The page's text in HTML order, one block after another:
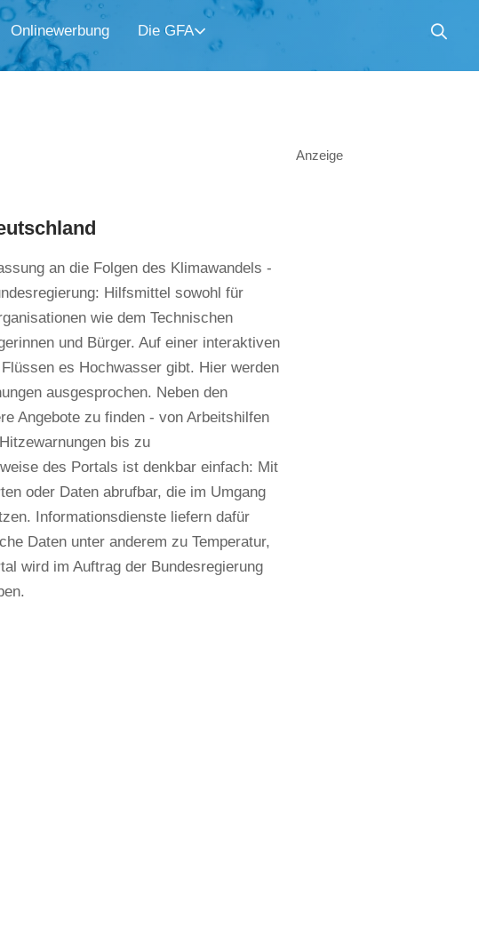
Onlinewerbung Die GFA
an die Folgen des Klimawandels -
Hilfsmittel sowohl für
wie dem Technischen
und Bürger. Auf einer interaktiven
es Hochwasser gibt. Hier werden
ausgesprochen. Neben den
Angebote zu finden - von Arbeitshilfen
bis zu
des Portals ist denkbar einfach: Mit
oder Daten abrufbar, die im Umgang
Informationsdienste liefern dafür
Daten unter anderem zu Temperatur,
wird im Auftrag der Bundesregierung
Anzeige